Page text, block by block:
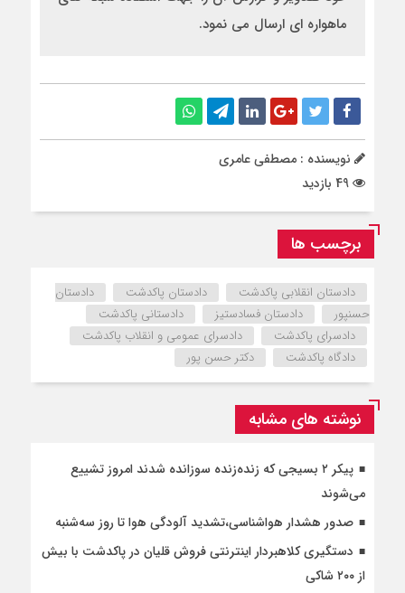
ماهواره ای ارسال می نمود.
نویسنده : مصطفی عامری
برچسب ها
دادستان انقلابی پاکدشت دادستان پاکدشت
دادستان
حسنپور
دادستان فسادستیز
دادستانی پاکدشت
دادسرای پاکدشت
دادسرای عمومی و انقلاب پاکدشت
دادگاه پاکدشت
دکتر حسن پور
نوشته های مشابه
پیکر ۲ بسیجی که زنده‌زنده سوزانده شدند امروز تشییع
می‌شوند
صدور هشدار هواشناسی،تشدید آلودگی هوا تا روز سه‌شنبه
دستگیری کلاهبردار اینترنتی فروش قلیان در پاکدشت با بیش
از ۲۰۰ شاکی